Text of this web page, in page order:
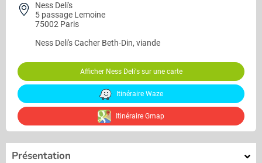
Ness Deli's
5 passage Lemoine
75002 Paris
Ness Deli'sCacher Beth-Din, viande
Afficher Ness Deli's sur une carte
Itinéraire Waze
Itinéraire Gmap
Présentation